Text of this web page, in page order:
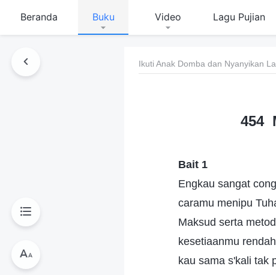
Beranda Buku Video Lagu Pujian
Ikuti Anak Domba dan Nyanyikan
454
Bait 1
Engkau sangat
caramu menipu
Maksud serta
kesetiaanmu
kau sama s'kali tak